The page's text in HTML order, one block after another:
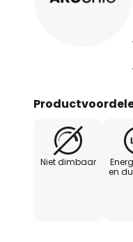
Niet dimbaar
en